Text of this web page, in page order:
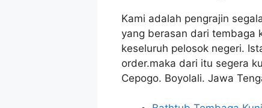
Kami adalah pengrajin
yang berasan dari tembaga
keseluruh pelosok negeri.
order.maka dari itu segera
Cepogo. Boyolali. Jawa